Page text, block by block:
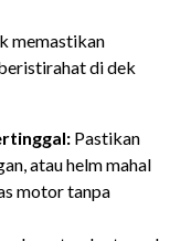
memastikan
di dek
Pastikan
atau helm mahal
motor tanpa